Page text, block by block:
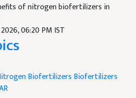
of nitrogen biofertilizers in
06:20 PM IST
Biofertilizers Biofertilizers